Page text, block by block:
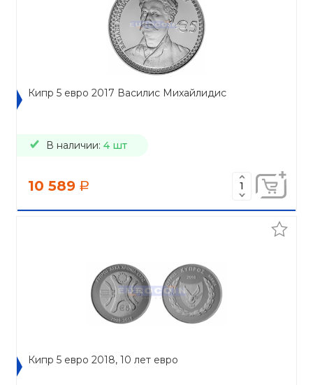
Кипр 5 евро 2017 Василис Михайлидис
В наличии: 4 шт
10 589 a
Кипр 5 евро 2018, 10 лет евро